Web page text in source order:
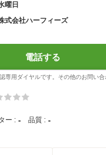
曜日
式会社ハーフィーズ
電話する
専用ダイヤルです。その他のお問い合
ー : - 品質 : -